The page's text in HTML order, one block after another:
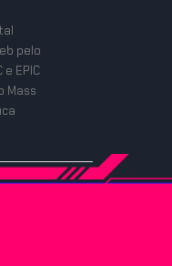
pelo
EPIC
Mass